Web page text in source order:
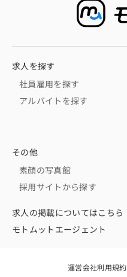
求人を探す
社員雇用を探す
アルバイトを探す
その他
素顔の写真館
採用サイトから探す
求人の掲載についてはこちら
モトムットエージェント
運営会社利用規約